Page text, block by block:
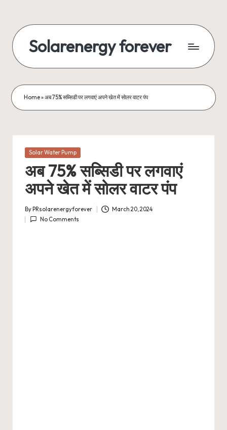
content
Solarenergy forever
बिजली
Home»अब 75% सब्सिडी पर लगवाएं अपने खेत में सोलर वाटर पंप
Posted
Solar Water Pump
अब 75% सब्सिडी पर लगवाएं
अपने खेत में सोलर वाटर पंप
Posted
by
By PRsolarenergyforever
March 20, 2024
No Comments